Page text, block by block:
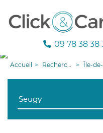
09 78 38 38
Accueil Recherche aide à domicile Île-de-